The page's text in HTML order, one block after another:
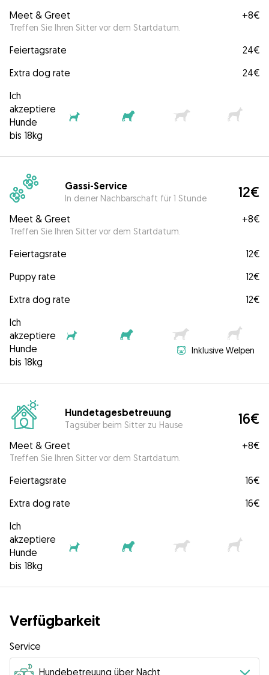
Meet & Greet
Treffen Sie Ihren Sitter vor dem Startdatum.
+8€
Feiertagsrate
24€
Extra dog rate
24€
Ich
akzeptiere
Hunde
bis 18kg
Gassi-Service
In deiner Nachbarschaft für 1 Stunde 12€
Meet & Greet
Treffen Sie Ihren Sitter vor dem Startdatum.
+8€
Feiertagsrate
12€
Puppy rate
12€
Extra dog rate
12€
Ich
akzeptiere
Hunde
bis 18kg
Inklusive Welpen
Hundetagesbetreuung
Tagsüber beim Sitter zu Hause 16€
Meet & Greet
Treffen Sie Ihren Sitter vor dem Startdatum.
+8€
Feiertagsrate
16€
Extra dog rate
16€
Ich
akzeptiere
Hunde
bis 18kg
Verfügbarkeit
Service